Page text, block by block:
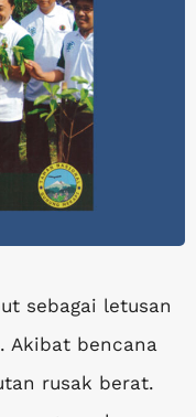
sebagai letusan
Akibat bencana
rusak berat.